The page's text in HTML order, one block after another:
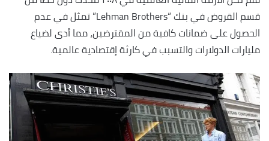
قسم القروض في بنك “Lehman Brothers” تمثل في عدم
الحصول على ضمانات كافية من المقترضين، مما أدى لضياع
مليارات الدولارات والتسبب في كارثة إقتصادية عالمية.